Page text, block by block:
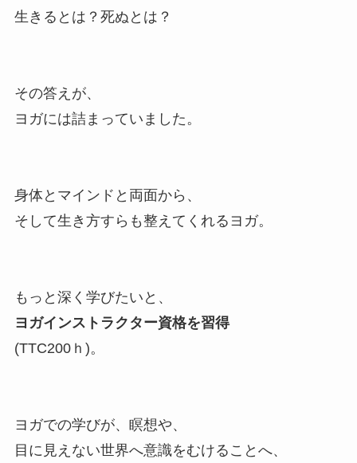
生きるとは？死ぬとは？
その答えが、
ヨガには詰まっていました。
身体とマインドと両面から、
そして生き方すらも整えてくれるヨガ。
もっと深く学びたいと、
ヨガインストラクター資格を習得
(TTC200ｈ)。
ヨガでの学びが、瞑想や、
目に見えない世界へ意識をむけることへ、